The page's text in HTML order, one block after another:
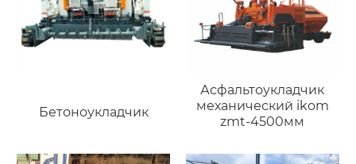
Бетоноукладчик
Асфальтоукладчик
механический ikom
zmt-4500мм